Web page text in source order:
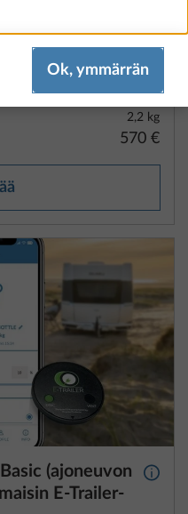
ja
2,2 kg
570 €
(ajoneuvon
E-Trailer-
Ok, ymmärrän